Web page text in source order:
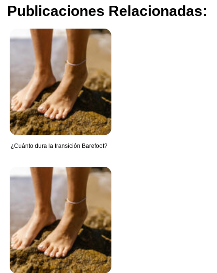
Publicaciones Relacionadas:
¿Cuánto dura la transición Barefoot?